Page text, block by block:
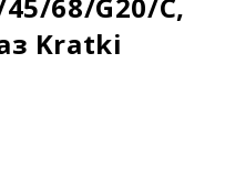
45/68/G20/C,
Kratki